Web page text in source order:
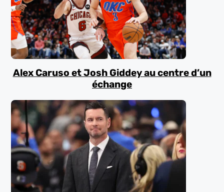
Alex Caruso et Josh Giddey au centre d’un
échange